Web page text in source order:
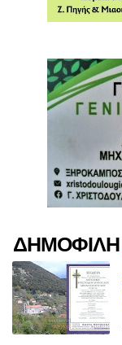
ΔΗΜΟΦΙΛΗ